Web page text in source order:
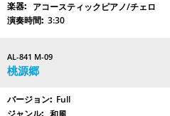
アコースティックピアノ/チェロ
3:30
AL-841 M-09
桃源郷
Full